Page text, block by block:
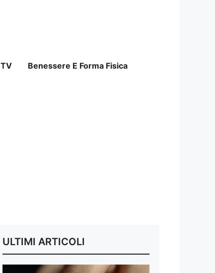
TV Benessere E Forma Fisica
ULTIMI ARTICOLI